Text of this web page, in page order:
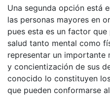
Una segunda opción está
las personas mayores en
pues esta es un factor
salud tanto mental como
representar un importante
y concientización de sus
conocido lo constituyen
que pueden conformarse